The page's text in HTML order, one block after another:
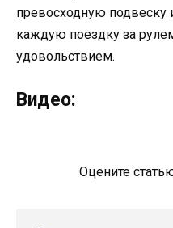
превосходную подвеску
каждую поездку за
удовольствием.
Видео:
Оцените